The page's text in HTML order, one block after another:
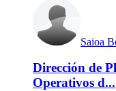
Saioa
Dirección de
Operativos d...